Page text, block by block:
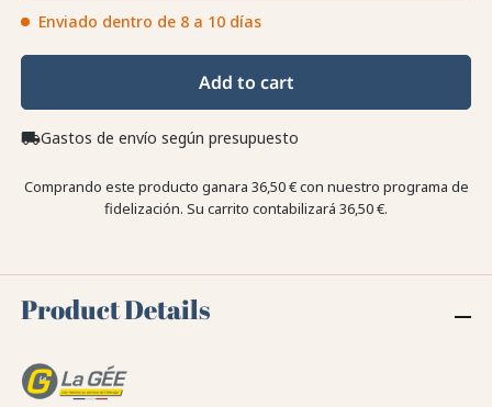
Enviado dentro de 8 a 10 días
Add to cart
local_shippingGastos de envío según presupuesto
Comprando este producto ganara 36,50 €con nuestro programa de
fidelización. Su carrito contabilizará 36,50 €.
Product Details